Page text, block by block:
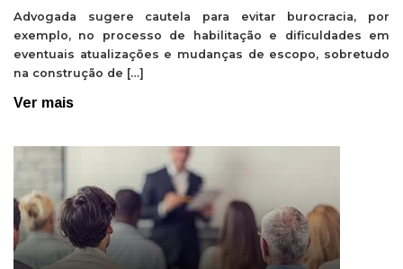
Advogada sugere cautela para evitar burocracia, por
exemplo, no processo de habilitação e dificuldades em
eventuais atualizações e mudanças de escopo, sobretudo
na construção de […]
Ver mais